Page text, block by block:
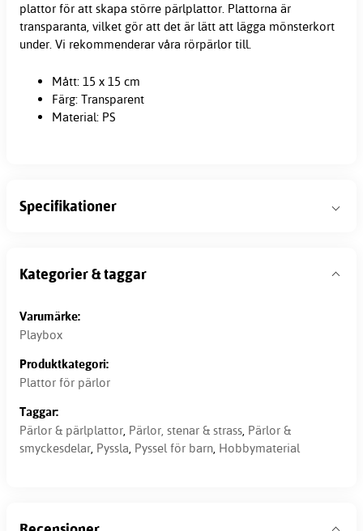
plattor för att skapa större pärlplattor. Plattorna är
transparanta, vilket gör att det är lätt att lägga mönsterkort
under. Vi rekommenderar våra rörpärlor till.
Mått: 15 x 15 cm
Färg: Transparent
Material: PS
Specifikationer
Kategorier & taggar
Varumärke:
Playbox
Produktkategori:
Plattor för pärlor
Taggar:
Pärlor & pärlplattor, Pärlor, stenar & strass, Pärlor &
smyckesdelar, Pyssla, Pyssel för barn, Hobbymaterial